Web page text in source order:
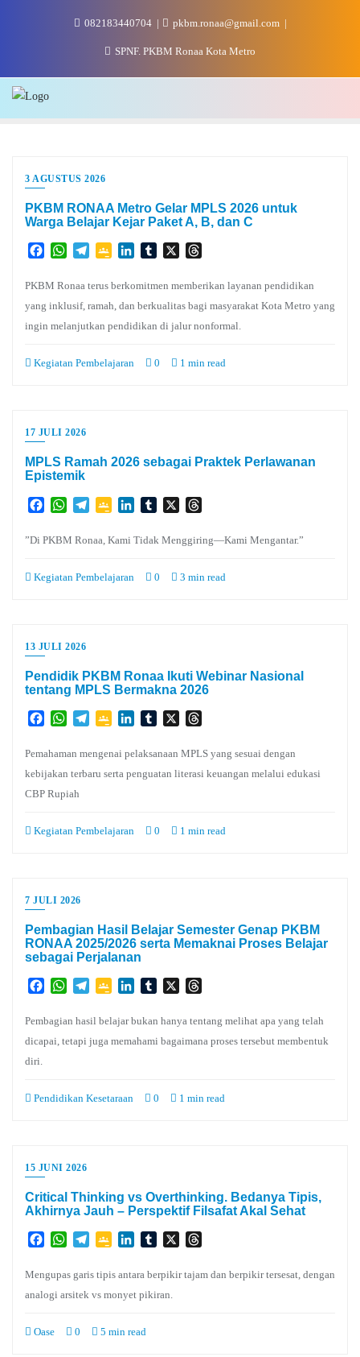
082183440704 pkbm.ronaa@gmail.com
SPNF. PKBM Ronaa Kota Metro
3 AGUSTUS 2026
PKBM RONAA Metro Gelar MPLS 2026 untuk
Warga Belajar Kejar Paket A, B, dan C
FacebookWhatsApp
TelegramGoogleLinkedInTumblr
X
PKBM Ronaa terus berkomitmen memberikan layanan pendidikan
yang inklusif, ramah, dan berkualitas bagi masyarakat Kota Metro yang
ingin melanjutkan pendidikan di jalur nonformal.
Kegiatan Pembelajaran 0 1 min read
17 JULI 2026
MPLS Ramah 2026 sebagai Praktek Perlawanan
Epistemik
FacebookWhatsApp
TelegramGoogleLinkedInTumblr
X
”Di PKBM Ronaa, Kami Tidak Menggiring—Kami Mengantar.”
Kegiatan Pembelajaran 0 3 min read
13 JULI 2026
Pendidik PKBM Ronaa Ikuti Webinar Nasional
tentang MPLS Bermakna 2026
FacebookWhatsApp
TelegramGoogleLinkedInTumblr
X
Pemahaman mengenai pelaksanaan MPLS yang sesuai dengan
kebijakan terbaru serta penguatan literasi keuangan melalui edukasi
CBP Rupiah
Kegiatan Pembelajaran 0 1 min read
7 JULI 2026
Pembagian Hasil Belajar Semester Genap PKBM
RONAA 2025/2026 serta Memaknai Proses Belajar
sebagai Perjalanan
FacebookWhatsApp
TelegramGoogleLinkedInTumblr
X
Pembagian hasil belajar bukan hanya tentang melihat apa yang telah
dicapai, tetapi juga memahami bagaimana proses tersebut membentuk
diri.
Pendidikan Kesetaraan 0 1 min read
15 JUNI 2026
Critical Thinking vs Overthinking. Bedanya Tipis,
Akhirnya Jauh – Perspektif Filsafat Akal Sehat
FacebookWhatsApp
TelegramGoogleLinkedInTumblr
X
Mengupas garis tipis antara berpikir tajam dan berpikir tersesat, dengan
analogi arsitek vs monyet pikiran.
Oase 0 5 min read